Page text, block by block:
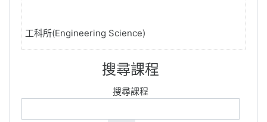
工科所(Engineering Science)
搜尋課程
搜尋課程